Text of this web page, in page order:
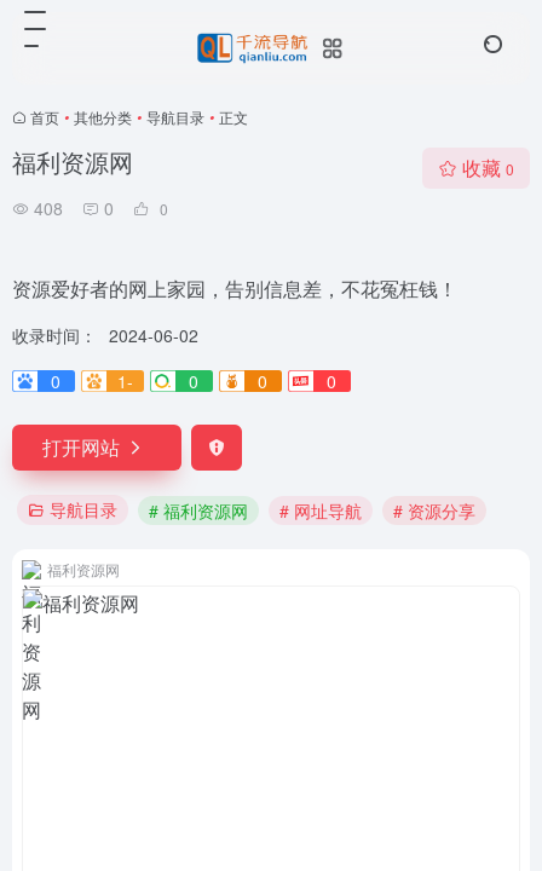
首页 • 其他分类 • 导航目录 • 正文
福利资源网
408 0 0
收藏 0
资源爱好者的网上家园，告别信息差，不花冤枉钱！
收录时间：
2024-06-02
0
1- 0 0 0
打开网站
导航目录 # 福利资源网 # 网址导航 # 资源分享
福利资源网